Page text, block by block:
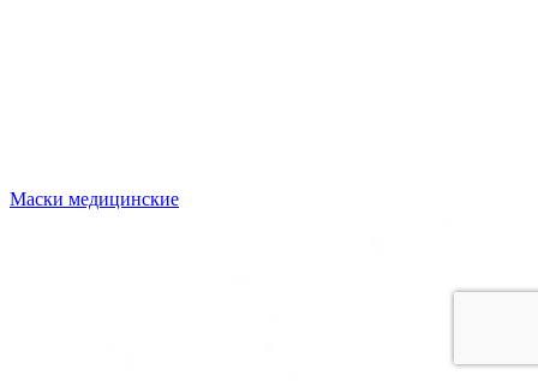
Маски медицинские